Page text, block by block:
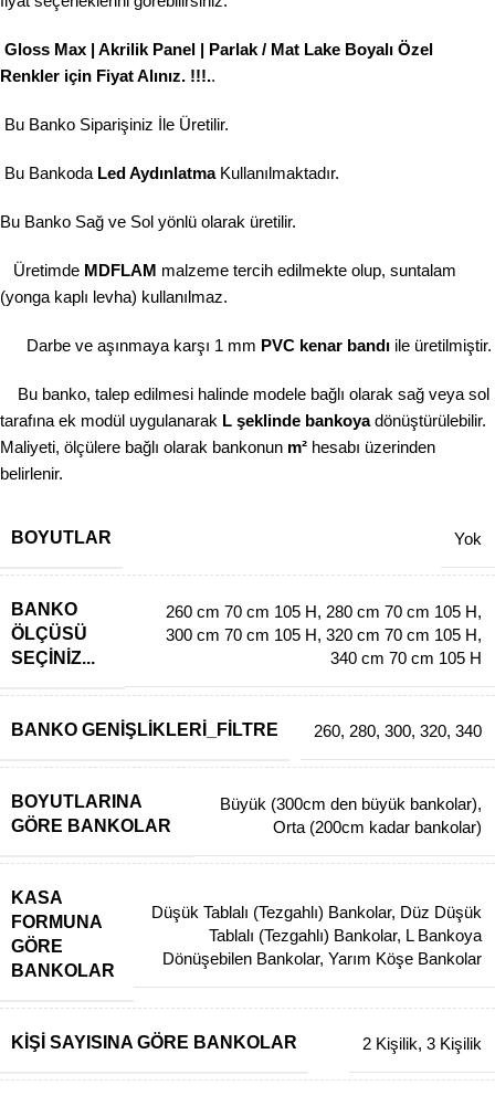
Gloss Max | Akrilik Panel | Parlak / Mat Lake Boyalı Özel
Renkler için Fiyat Alınız. !!!..
Bu Banko Siparişiniz İle Üretilir.
Bu Bankoda Led AydınlatmaKullanılmaktadır.
Bu Banko Sağ ve Sol yönlü olarak üretilir.
Üretimde MDFLAM malzeme tercih edilmekte olup, suntalam
(yonga kaplı levha) kullanılmaz.
Darbe ve aşınmaya karşı 1 mm PVC kenar bandı ile üretilmiştir.
Bu banko, talep edilmesi halinde modele bağlı olarak sağ veya sol
tarafına ek modül uygulanarak L şeklinde bankoyadönüştürülebilir.
Maliyeti, ölçülere bağlı olarak bankonun m² hesabı üzerinden
belirlenir.
BOYUTLAR Yok
BANKO
ÖLÇÜSÜ
SEÇINIZ...
260 cm 70 cm 105 H, 280 cm 70 cm 105 H,
300 cm 70 cm 105 H, 320 cm 70 cm 105 H,
340 cm 70 cm 105 H
BANKO GENIŞLIKLERI_FILTRE 260, 280, 300, 320, 340
BOYUTLARINA
GÖRE BANKOLAR
Büyük (300cm den büyük bankolar),
Orta (200cm kadar bankolar)
KASA
FORMUNA
GÖRE
BANKOLAR
Düşük Tablalı (Tezgahlı) Bankolar, Düz Düşük
Tablalı (Tezgahlı) Bankolar, L Bankoya
Dönüşebilen Bankolar, Yarım Köşe Bankolar
KIŞI SAYISINA GÖRE BANKOLAR 2 Kişilik, 3 Kişilik